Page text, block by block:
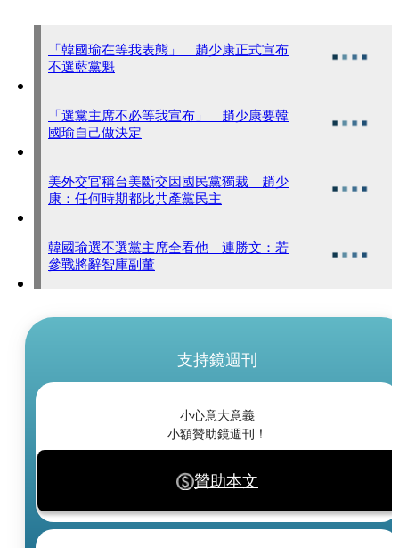
「韓國瑜在等我表態」 趙少康正式宣布
不選藍黨魁
「選黨主席不必等我宣布」 趙少康要韓
國瑜自己做決定
美外交官稱台美斷交因國民黨獨裁 趙少
康：任何時期都比共產黨民主
韓國瑜選不選黨主席全看他 連勝文：若
參戰將辭智庫副董
支持鏡週刊
小心意大意義
小額贊助鏡週刊！
贊助本文